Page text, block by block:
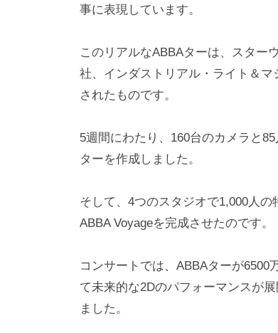
事に表現しています。
このリアルなABBAターは、スター
社、インダストリアル・ライト＆
されたものです。
5週間にわたり、160台のカメラと
ターを作成しました。
そして、4つのスタジオで1,000人の
ABBA Voyageを完成させたのです。
コンサートでは、ABBAターが6500
て未来的な2Dのパフォーマンスが
ました。